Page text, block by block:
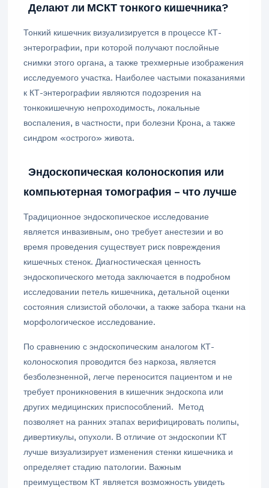
Делают ли МСКТ тонкого кишечника?
Тонкий кишечник визуализируется в процессе КТ-
энтерографии, при которой получают послойные
снимки этого органа, а также трехмерные изображения
исследуемого участка. Наиболее частыми показаниями
к КТ-энтерографии являются подозрения на
тонкокишечную непроходимость, локальные
воспаления, в частности, при болезни Крона, а также
синдром «острого» живота.
Эндоскопическая колоноскопия или
компьютерная томография – что лучше
Традиционное эндоскопическое исследование
является инвазивным, оно требует анестезии и во
время проведения существует риск повреждения
кишечных стенок. Диагностическая ценность
эндоскопического метода заключается в подробном
исследовании петель кишечника, детальной оценки
состояния слизистой оболочки, а также забора ткани на
морфологическое исследование.
По сравнению с эндоскопическим аналогом КТ-
колоноскопия проводится без наркоза, является
безболезненной, легче переносится пациентом и не
требует проникновения в кишечник эндоскопа или
других медицинских приспособлений. Метод
позволяет на ранних этапах верифицировать полипы,
дивертикулы, опухоли. В отличие от эндоскопии КТ
лучше визуализирует изменения стенки кишечника и
определяет стадию патологии. Важным
преимуществом КТ является возможность увидеть